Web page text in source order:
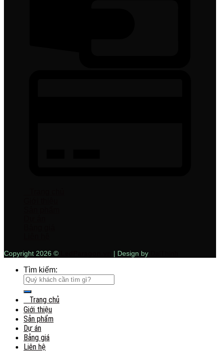
Copyright 2026 © | Design by
Tìm kiếm:
Trang chủ
Giới thiệu
Sản phẩm
Dự án
Bảng giá
Liên hệ